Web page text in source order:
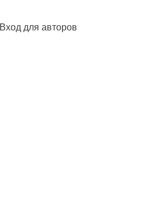
Вход для авторов